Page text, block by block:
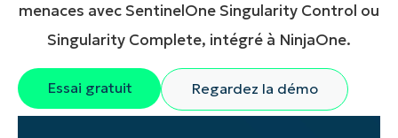
menaces avec SentinelOne Singularity Control ou
Singularity Complete, intégré à NinjaOne.
Essai gratuit Regardez la démo